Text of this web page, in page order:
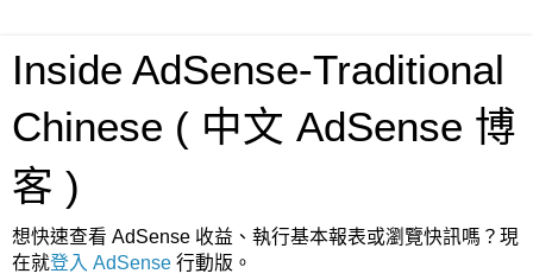
Inside AdSense-Traditional
Chinese ( 中文 AdSense 博
客 )
想快速查看 AdSense 收益、執行基本報表或瀏覽快訊嗎？現
在就登入 AdSense 行動版。